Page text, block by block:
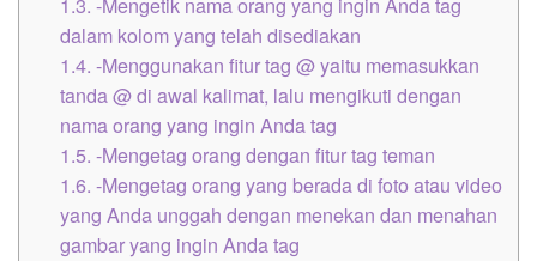
dalam kolom yang telah disediakan
1.4. -Menggunakan fitur tag @ yaitu memasukkan
tanda @ di awal kalimat, lalu mengikuti dengan
nama orang yang ingin Anda tag
1.5. -Mengetag orang dengan fitur tag teman
1.6. -Mengetag orang yang berada di foto atau video
yang Anda unggah dengan menekan dan menahan
gambar yang ingin Anda tag